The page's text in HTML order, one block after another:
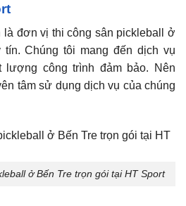
đơn vị thi công sân pickleball ở
Chúng tôi mang đến dịch vụ
lượng công trình đảm bảo. Nên
tâm sử dụng dịch vụ của chúng
ở Bến Tre trọn gói tại HT Sport